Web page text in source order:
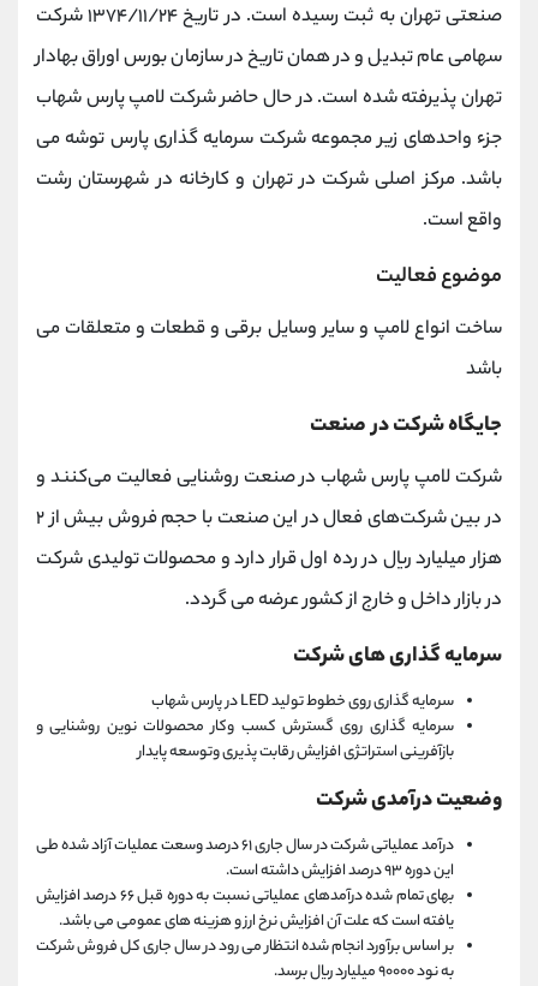
صنعتی تهران به ثبت رسیده است‌. در تاریخ ۱۳۷۴/۱۱/۲۴ شرکت
سهامی عام تبدیل و در همان تاریخ در سازمان بورس اوراق بهادار
تهران پذیرفته شده است. در حال حاضر شرکت لامپ پارس شهاب
جزء واحدهای زیر مجموعه شرکت سرمایه گذاری پارس توشه می
باشد. مرکز اصلی شرکت در تهران و کارخانه در شهرستان رشت
واقع است.
موضوع فعالیت
ساخت انواع لامپ و سایر وسایل برقی و قطعات و متعلقات می
باشد
جایگاه شرکت در صنعت
شرکت لامپ پارس شهاب در صنعت روشنایی فعالیت می‌کنند و
در بین شرکت‌های فعال در این صنعت با حجم فروش بیش از ۲
هزار میلیارد ریال در رده اول قرار دارد و محصولات تولیدی شرکت
در بازار داخل و خارج از کشور عرضه می گردد.
سرمایه گذاری های شرکت
سرمایه گذاری روی خطوط تولید LED در پارس شهاب
سرمایه گذاری روی گسترش کسب وکار محصولات نوین روشنایی و
بازآفرینی استراتژی افزایش رقابت پذیری وتوسعه پایدار
وضعیت درآمدی شرکت
درآمد عملیاتی شرکت در سال جاری ۶۱ درصد وسعت عملیات آزاد شده طی
این دوره ۹۳ درصد افزایش داشته است.
بهای تمام شده درآمدهای عملیاتی نسبت به دوره قبل ۶۶ درصد افزایش
یافته است که علت آن افزایش نرخ ارز و هزینه های عمومی می باشد.
بر اساس برآورد انجام شده انتظار می رود در سال جاری کل فروش شرکت
به نود ۹۰۰۰۰ میلیارد ریال برسد.